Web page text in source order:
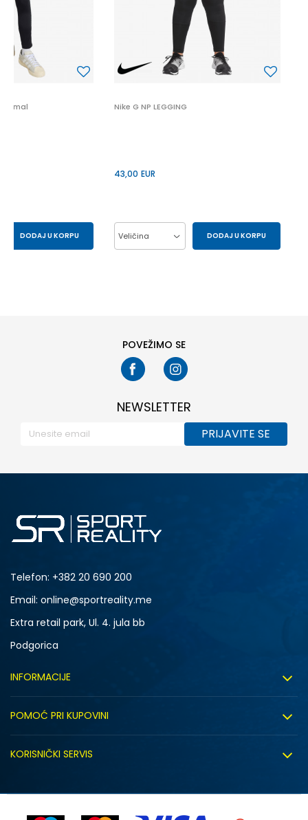
DODAJ U KORPU
Nike G NP LEGGING
43,00 EUR
Veličina DODAJ U KORPU
POVEŽIMO SE
NEWSLETTER
PRIJAVITE SE
Telefon: +382 20 690 200
Email: online@sportreality.me
Extra retail park, Ul. 4. jula bb
Podgorica
INFORMACIJE
Zapošljavanje
Sindikalna prodaja
POMOĆ PRI KUPOVINI
Kako kupiti
Uputstvo za registraciju
KORISNIČKI SERVIS